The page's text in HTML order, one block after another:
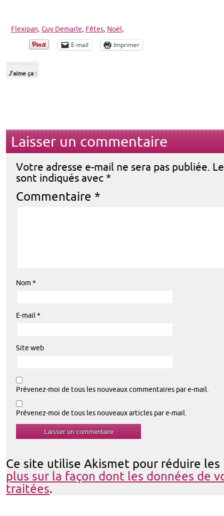
Flexipan, Guy Demarle, Fêtes, Noël,
E-mail Imprimer
J’aime ça :
Laisser un commentaire
Votre adresse e-mail ne sera pas publiée.
sont indiqués avec *
Commentaire *
Nom *
E-mail *
Site web
Prévenez-moi de tous les nouveaux commentaires par e-mail.
Prévenez-moi de tous les nouveaux articles par e-mail.
Ce site utilise Akismet pour réduire
plus sur la façon dont les données de
traitées.